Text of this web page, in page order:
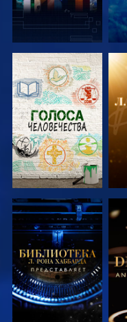
СМОТРЕТЬ
ПЕРЕДАЧИ
СМОТРЕТЬ
ПЕРЕДАЧИ